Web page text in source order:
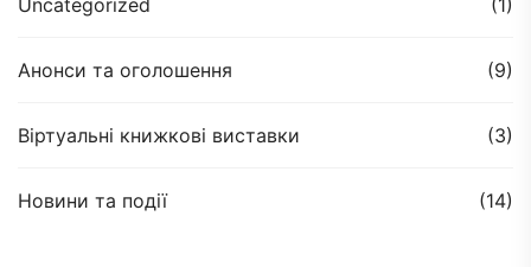
Uncategorized (1)
Анонси та оголошення (9)
Віртуальні книжкові виставки (3)
Новини та події (14)